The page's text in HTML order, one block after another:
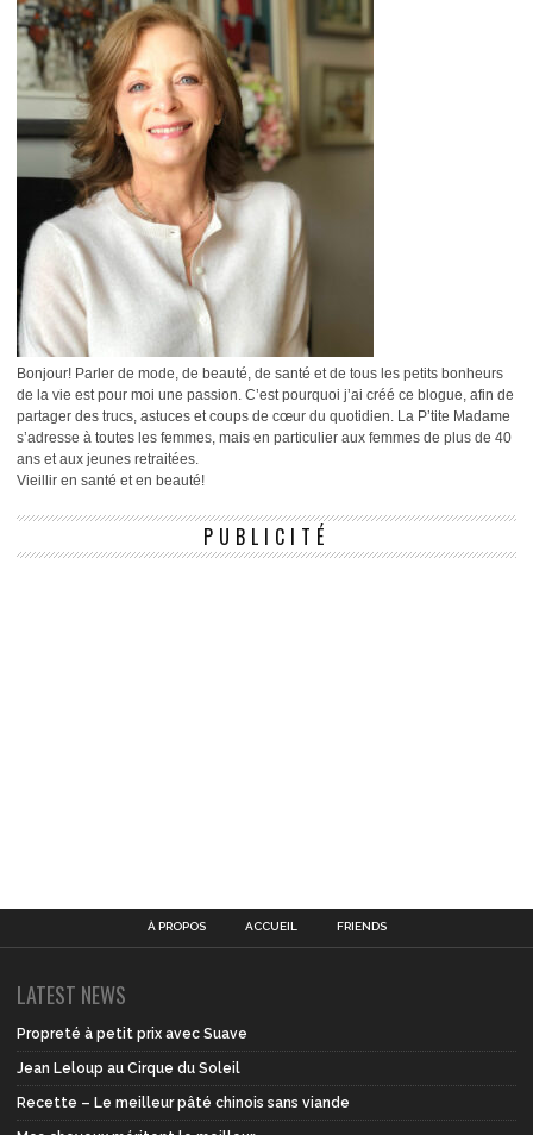
Bonjour! Parler de mode, de beauté, de santé et de tous les petits bonheurs
de la vie est pour moi une passion. C’est pourquoi j’ai créé ce blogue, afin de
partager des trucs, astuces et coups de cœur du quotidien. La P’tite Madame
s’adresse à toutes les femmes, mais en particulier aux femmes de plus de 40
ans et aux jeunes retraitées.
Vieillir en santé et en beauté!
PUBLICITÉ
À PROPOS ACCUEIL FRIENDS
LATEST NEWS
Propreté à petit prix avec Suave
Jean Leloup au Cirque du Soleil
Recette – Le meilleur pâté chinois sans viande